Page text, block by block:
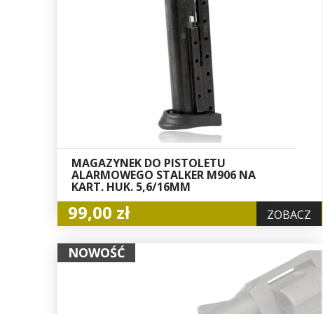
MAGAZYNEK DO PISTOLETU
ALARMOWEGO STALKER M906 NA
KART. HUK. 5,6/16MM
99,00 zł ZOBACZ
NOWOŚĆ